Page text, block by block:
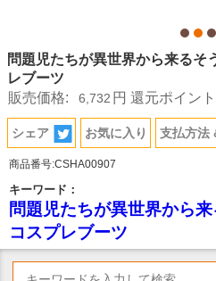
問題児たちが異世界から来るそ
レブーツ
販売価格:
6,732 円 還元ポイント
シェア お気に入り 支払方法
商品番号:CSHA00907
キーワード：
問題児たちが異世界から来
コスプレブーツ